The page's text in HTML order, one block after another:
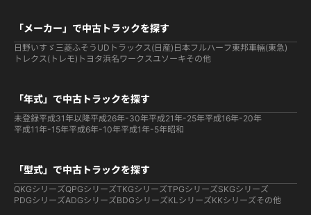
「メーカー」で中古トラックを探す
日野いすゞ 三菱ふそう UDトラックス(日産) 日本フルハーフ 東邦車輛(東急)
トレクス(トレモ) トヨタ浜名ワークスユソーキその他
「年式」で中古トラックを探す
未登録平成31年以降平成26年-30年平成21年-25年平成16年-20年
平成11年-15年平成6年-10年平成1年-5年昭和
「型式」で中古トラックを探す
QKGシリーズQPGシリーズTKGシリーズTPGシリーズSKGシリーズ
PDGシリーズADGシリーズBDGシリーズKLシリーズKKシリーズその他